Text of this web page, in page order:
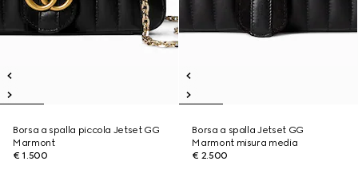
Borsa a spalla piccola Jetset GG
Marmont
€ 1.500
Borsa a spalla Jetset GG
Marmont misura media
€ 2.500